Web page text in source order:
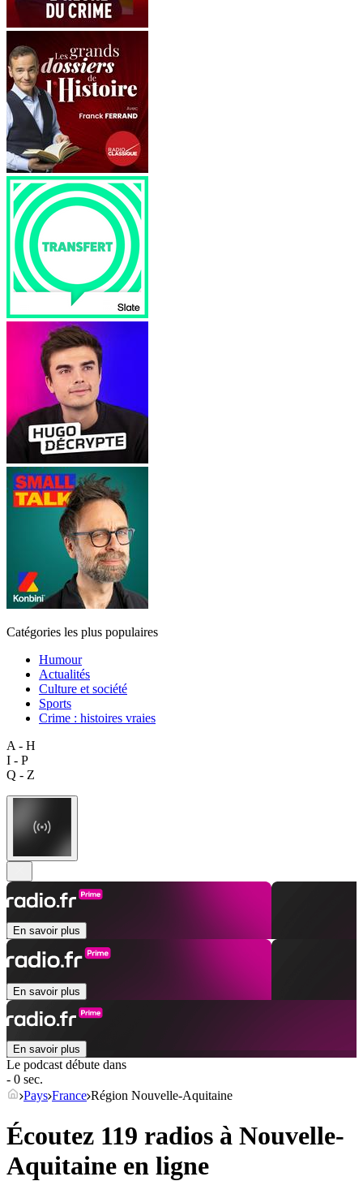
Catégories les plus populaires
Humour
Actualités
Culture et société
Sports
Crime : histoires vraies
A - H
I - P
Q - Z
En savoir plus
En savoir plus
En savoir plus
Le podcast débute dans
- 0 sec.
Pays France Région Nouvelle-Aquitaine
Écoutez 119 radios à Nouvelle-
Aquitaine en ligne